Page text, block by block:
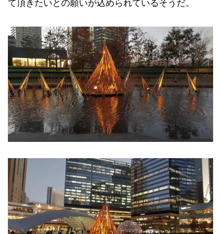
て頂きたいとの願いが込められているそうだ。